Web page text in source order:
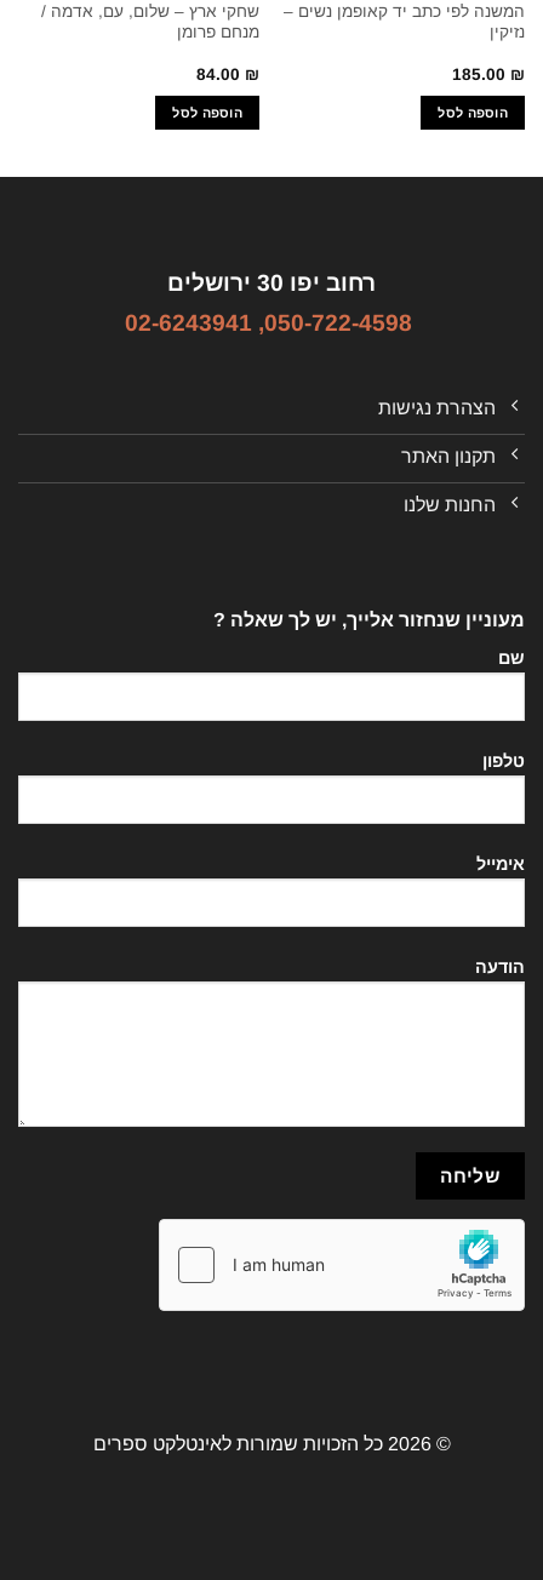
המשנה לפי כתב יד קאופמן נשים –
נזיקין
185.00 ₪
הוספה לסל
שחקי ארץ – שלום, עם, אדמה /
מנחם פרומן
84.00 ₪
הוספה לסל
רחוב יפו 30 ירושלים
050-722-4598
,
02-6243941
הצהרת נגישות
תקנון האתר
החנות שלנו
מעוניין שנחזור אלייך, יש לך שאלה ?
שם
טלפון
אימייל
הודעה
© 2026 כל הזכויות שמורות לאינטלקט ספרים